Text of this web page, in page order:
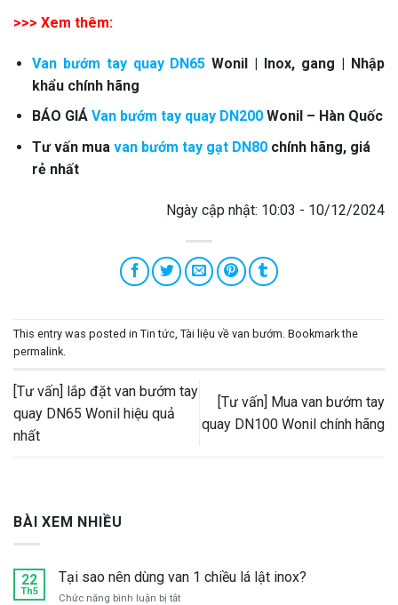
BÀI XEM NHIỀU
22
Th5
Tại sao nên dùng van 1 chiều lá lật inox?
Chức năng bình luận bị tắtở
>>> Xem thêm:
Van bướm tay quay DN65 Wonil | Inox, gang | Nhập
khẩu chính hãng
BÁO GIÁ Van bướm tay quay DN200Wonil – Hàn Quốc
Tư vấn mua van bướm tay gạt DN80chính hãng, giá
rẻ nhất
Ngày cập nhật: 10:03 - 10/12/2024
This entry was posted in Tin tức, Tài liệu về van bướm. Bookmark the
permalink.
[Tư vấn] lắp đặt van bướm tay
quay DN65 Wonil hiệu quả
nhất
[Tư vấn] Mua van bướm tay
quay DN100 Wonil chính hãng